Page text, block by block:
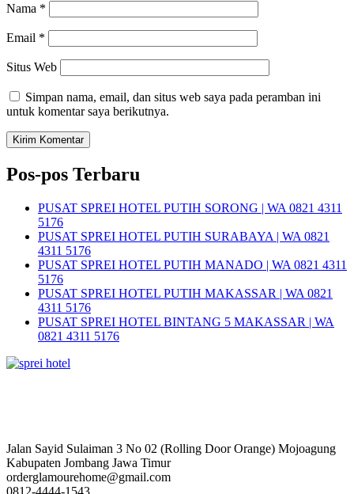
Nama *
Email *
Situs Web
Simpan nama, email, dan situs web saya pada peramban ini
untuk komentar saya berikutnya.
Pos-pos Terbaru
PUSAT SPREI HOTEL PUTIH SORONG | WA 0821 4311
5176
PUSAT SPREI HOTEL PUTIH SURABAYA | WA 0821
4311 5176
PUSAT SPREI HOTEL PUTIH MANADO | WA 0821 4311
5176
PUSAT SPREI HOTEL PUTIH MAKASSAR | WA 0821
4311 5176
PUSAT SPREI HOTEL BINTANG 5 MAKASSAR | WA
0821 4311 5176
Jalan Sayid Sulaiman 3 No 02 (Rolling Door Orange) Mojoagung
Kabupaten Jombang Jawa Timur
orderglamourehome@gmail.com
0812-4444-1543